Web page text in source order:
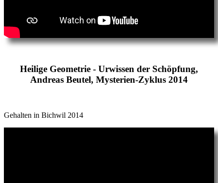
Heilige Geometrie - Urwissen der Schöpfung,
Andreas Beutel, Mysterien-Zyklus 2014
Gehalten in Bichwil 2014